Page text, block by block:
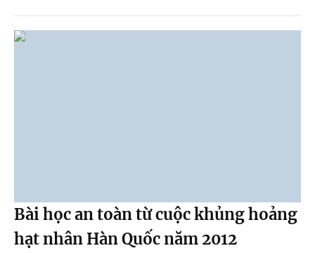
Bài học an toàn từ cuộc khủng hoảng
hạt nhân Hàn Quốc năm 2012